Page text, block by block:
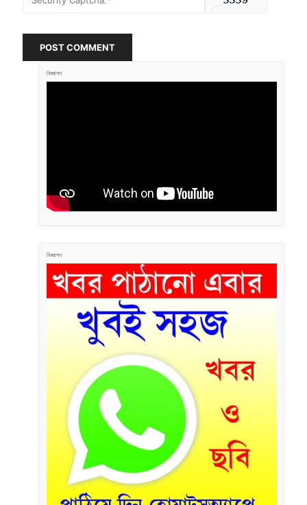
POST COMMENT
বিজ্ঞাপন
বিজ্ঞাপন